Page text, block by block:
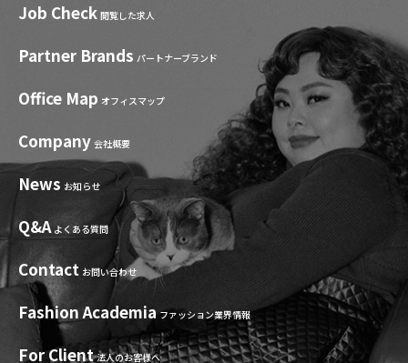
Job Check 閲覧した求人
Partner Brands パートナーブランド
Office Map オフィスマップ
Company 会社概要
News お知らせ
Q&A よくある質問
Contact お問い合わせ
Fashion Academia ファッション業界情報
For Client 法人のお客様へ